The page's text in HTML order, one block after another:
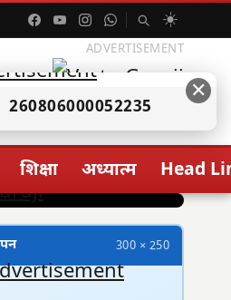
☀️
ADVERTISEMENT
शिक्षा अध्यात्म Head
300 × 250
✕
260806000052235